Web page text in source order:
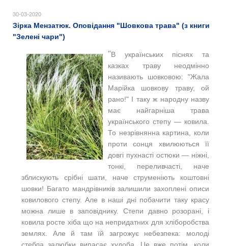
30-03-2020
Зірка Мензатюк. Оповідання "Шовкова трава" (з книги
"Зелені чари")
"В українських піснях та
казках траву неодмінно
називають шовковою: "Жала
Марійка шовкову траву, ой
рано!" І таку ж народну назву
має найгарніша трава
українського степу — ковила.
То незрівнянна картина, коли
проти сонця хвилюються її
довгі пухнасті остюки — ніжні,
тонкі, переливчасті, наче
зблискують срібні шати, наче струменіють коштовні
шовки! Багато мандрівників залишили захоплені описи
ковилового степу. Але в наші дні побачити таку красу
можна лише в заповіднику. Степи давно розорані, і
ковила росте хіба що на непридатних для хліборобства
землях. Але й там їй загрожує небезпека: молоді
стебла залюбки випасає худоба. Це вже потім, коли